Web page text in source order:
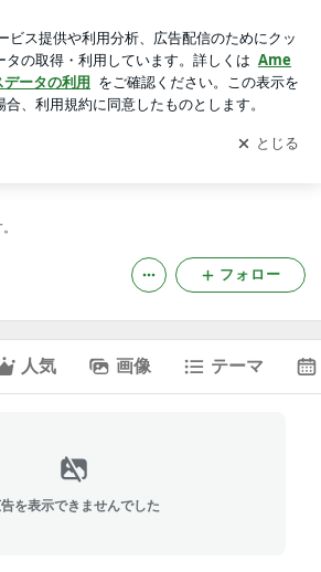
して ブログの更新通知
を受け取りまし
開く
フォロー
人気 画像 テーマ
を表示できませんでした